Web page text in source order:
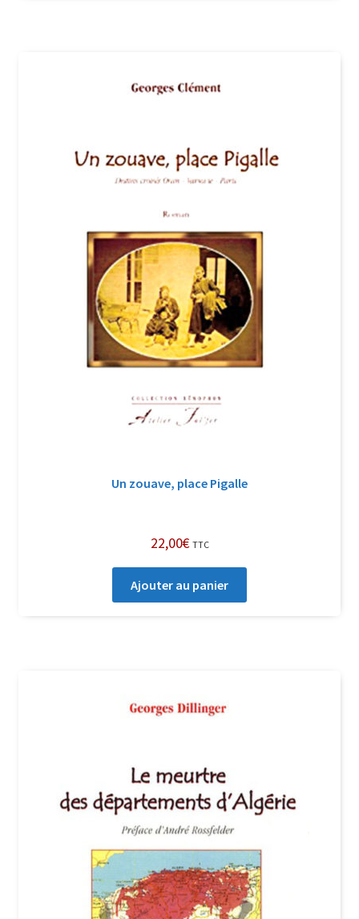
Un zouave, place Pigalle
22,00€ TTC
Ajouter au panier